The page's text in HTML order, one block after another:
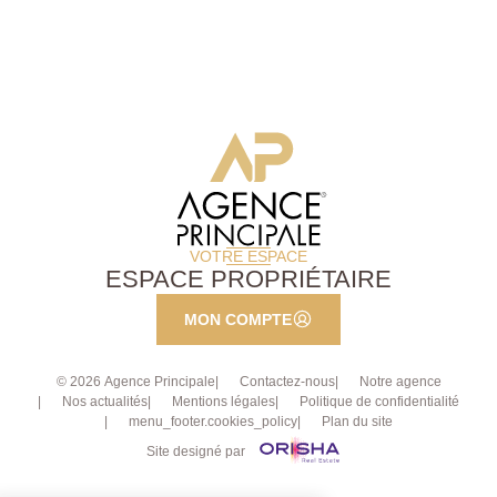
VOTRE ESPACE
ESPACE PROPRIÉTAIRE
MON COMPTE
© 2026 Agence Principale Contactez-nous
Notre agence
Nos actualités
Mentions légales
Politique de confidentialité
menu_footer.cookies_policy
Plan du site
Site designé par